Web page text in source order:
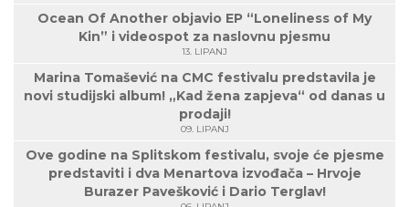
Ocean Of Another objavio EP “Loneliness of My
Kin” i videospot za naslovnu pjesmu
13. LIPANJ
Marina Tomašević na CMC festivalu predstavila je
novi studijski album! „Kad žena zapjeva“ od danas u
prodaji!
09. LIPANJ
Ove godine na Splitskom festivalu, svoje će pjesme
predstaviti i dva Menartova izvođača – Hrvoje
Burazer Pavešković i Dario Terglav!